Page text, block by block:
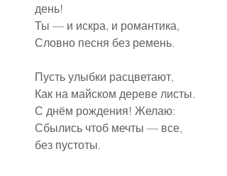
день!
Ты — и искра, и романтика,
Словно песня без ремень.
Пусть улыбки расцветают,
Как на майском дереве листы.
С днём рождения! Желаю:
Сбылись чтоб мечты — все,
без пустоты.